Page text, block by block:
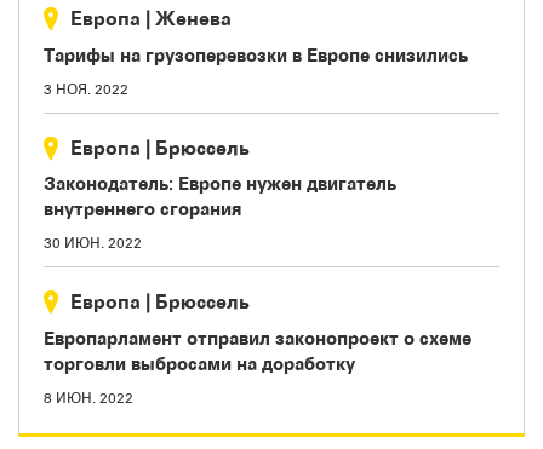
Европа | Женева
Тарифы на грузоперевозки в Европе снизились
3 НОЯ. 2022
Европа | Брюссель
Законодатель: Европе нужен двигатель
внутреннего сгорания
30 ИЮН. 2022
Европа | Брюссель
Европарламент отправил законопроект о схеме
торговли выбросами на доработку
8 ИЮН. 2022